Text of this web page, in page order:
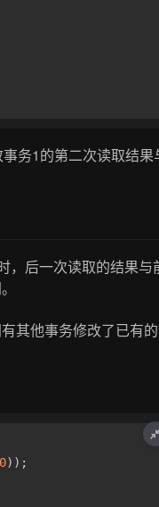
务1的第二次读取结果
，后一次读取的结果与
其他事务修改了已有
));